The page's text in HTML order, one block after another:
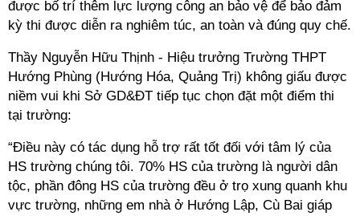
được bố trí thêm lực lượng công an bảo vệ để bảo đảm
kỳ thi được diễn ra nghiêm túc, an toàn và đúng quy chế.
Thầy Nguyễn Hữu Thịnh - Hiệu trưởng Trường THPT
Hướng Phùng (Hướng Hóa, Quảng Trị) không giấu được
niềm vui khi Sở GD&ĐT tiếp tục chọn đặt một điểm thi
tại trường:
“Điều này có tác dụng hỗ trợ rất tốt đối với tâm lý của
HS trường chúng tôi. 70% HS của trường là người dân
tộc, phần đông HS của trường đều ở trọ xung quanh khu
vực trường, những em nhà ở Hướng Lập, Cù Bai giáp